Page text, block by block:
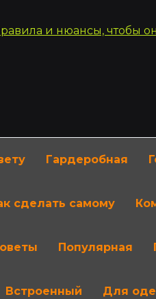
Гардеробная
сделать самому
Популярная
Встроенный Для